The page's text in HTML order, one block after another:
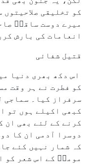
کو تخلیقی صلاحیتوں
میرے دوست ساقیؔ
انعامات کی بارش
قتیل شفائی
اس دکھ بھری دنیا
کو فطرت نے ہر وقت
سرفراز کیا۔ سماجی
کبھی اکیلے ہوں تو
کرنے کے لئے بھی ان
دوسرا آدمی ان کا
کہ شمار نہیں کئے
مومنؔ کے اس شعر کو